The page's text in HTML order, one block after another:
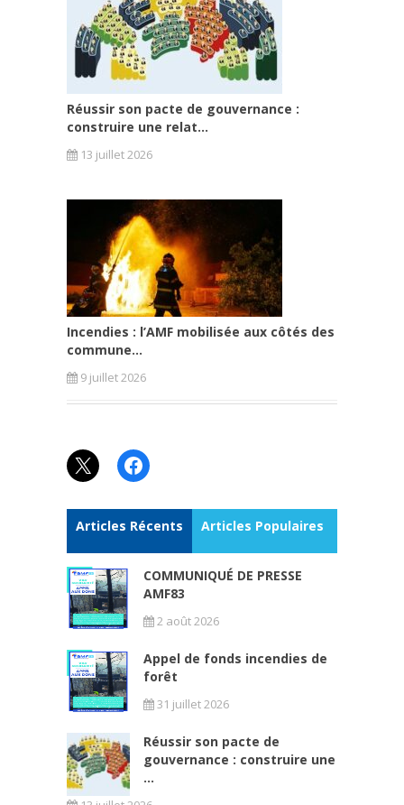
Réussir son pacte de gouvernance :
construire une relat...
13 juillet 2026
Incendies : l’AMF mobilisée aux côtés des
commune...
9 juillet 2026
X Facebook
Articles Récents Articles Populaires
COMMUNIQUÉ DE PRESSE
AMF83
2 août 2026
Appel de fonds incendies de
forêt
31 juillet 2026
Réussir son pacte de
gouvernance : construire une
...